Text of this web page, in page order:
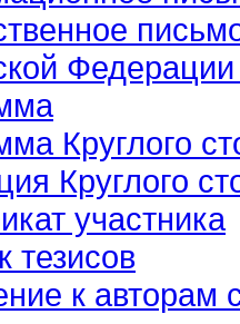
Круглого
Круглого
участника
тезисов
к авторам